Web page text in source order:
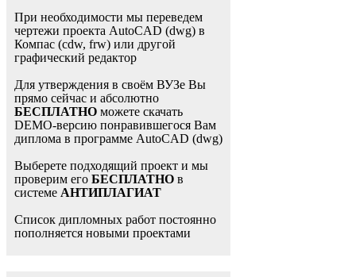
При необходимости мы переведем
чертежи проекта AutoCAD (dwg) в
Компас (cdw, frw) или другой
графический редактор
Для утверждения в своём ВУЗе Вы
прямо сейчас и абсолютно
БЕСПЛАТНО можете скачать
DEMO-версию понравившегося Вам
диплома в программе AutoCAD (dwg)
Выберете подходящий проект и мы
проверим его БЕСПЛАТНО в
системе АНТИПЛАГИАТ
Список дипломных работ постоянно
пополняется новыми проектами